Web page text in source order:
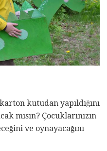
kutudan yapıldığını
mısın? Çocuklarınızın
ve oynayacağını